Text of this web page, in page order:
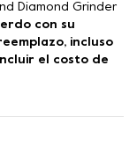
Diamond Grinder
con su
incluso
el costo de